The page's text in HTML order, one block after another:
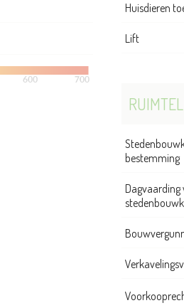
Huisdieren
Lift
bestemming
Dagvaarding